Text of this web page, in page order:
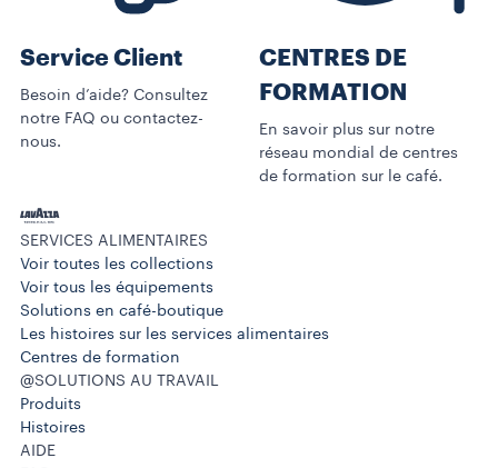
Service Client
Besoin d’aide? Consultez
notre FAQ ou contactez-
nous.
CENTRES DE
FORMATION
En savoir plus sur notre
réseau mondial de centres
de formation sur le café.
SERVICES ALIMENTAIRES
Voir toutes les collections
Voir tous les équipements
Solutions en café-boutique
Les histoires sur les services alimentaires
Centres de formation
@SOLUTIONS AU TRAVAIL
Produits
Histoires
AIDE